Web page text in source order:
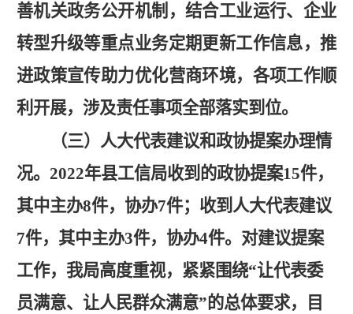
善机关政务公开机制，结合工业运行、企业
转型升级等重点业务定期更新工作信息，推
进政策宣传助力优化营商环境，各项工作顺
利开展，涉及责任事项全部落实到位。
（三）人大代表建议和政协提案办理情
况。 2022年县工信局收到的政协提案15件，
其中主办8件，协办7件；收到人大代表建议
7件，其中主办3件，协办4件。对建议提案
工作，我局高度重视，紧紧围绕“让代表委
员满意、让人民群众满意”的总体要求，目